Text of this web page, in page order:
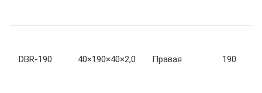
DBR-190 40×190×40×2,0 Правая 190